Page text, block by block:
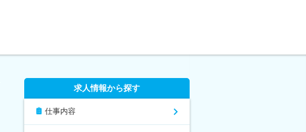
求人情報から探す
仕事内容